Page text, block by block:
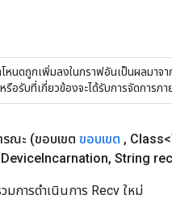
หนดถูกเพิ่มลงในกราฟอันเป็นผลมา
อรับที่เกี่ยวข้องจะได้รับการจัดการภา
รณะ (ขอบเขต ขอบเขต ,
DeviceIncarnation, String
มการดำเนินการ Recv ใหม่